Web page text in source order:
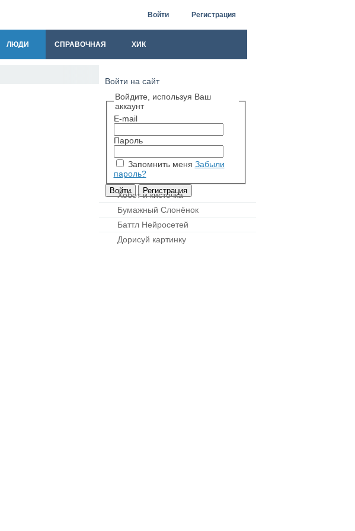
Войти Регистрация
ЛЮДИ СПРАВОЧНАЯ ХИК
Войти на сайт
Войдите, используя Ваш
аккаунт
E-mail
Пароль
Запомнить меня Забыли
пароль?
Хобот и кисточка
Бумажный Слонёнок
Баттл Нейросетей
Дорисуй картинку